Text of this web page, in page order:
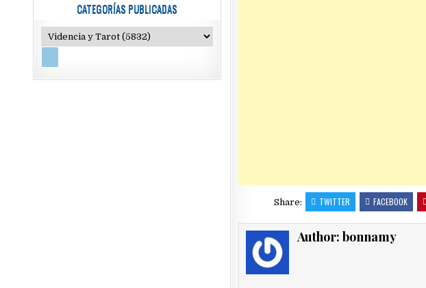
Share: TWITTER FACEBOOK
Author:bonnamy
CATEGORÍAS PUBLICADAS